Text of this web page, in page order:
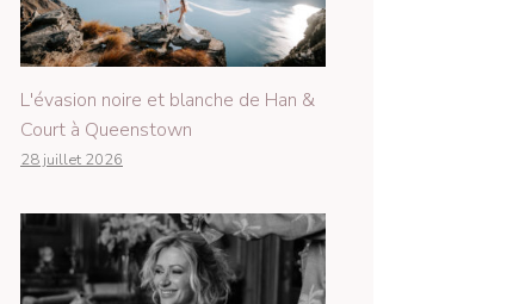
L'évasion noire et blanche de Han &
Court à Queenstown
28 juillet 2026